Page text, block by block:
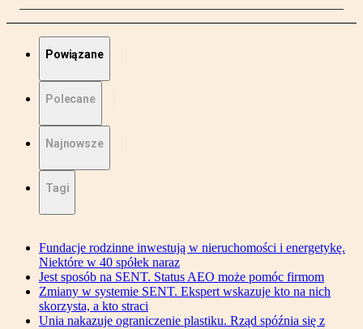
Powiązane
Polecane
Najnowsze
Tagi
Fundacje rodzinne inwestują w nieruchomości i energetykę.
Niektóre w 40 spółek naraz
Jest sposób na SENT. Status AEO może pomóc firmom
Zmiany w systemie SENT. Ekspert wskazuje kto na nich
skorzysta, a kto straci
Unia nakazuje ograniczenie plastiku. Rząd spóźnia się z